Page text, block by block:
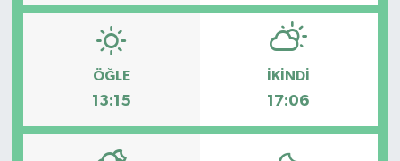
ÖĞLE
13:15
İKINDI
17:06